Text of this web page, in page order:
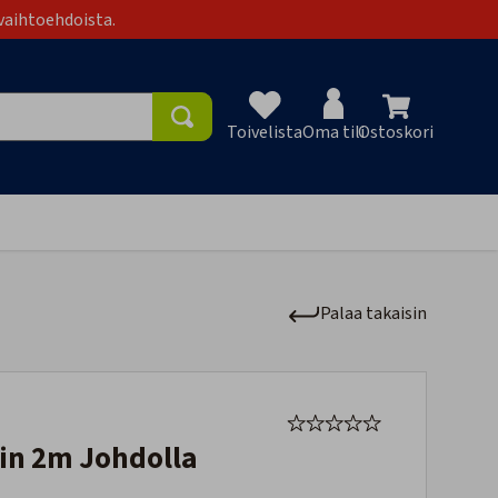
ToivelistaOma tiliOstoskori
Palaa takaisin
2m Johdolla